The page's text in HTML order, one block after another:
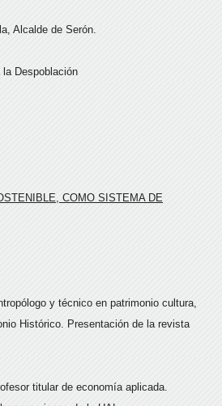
Alcalde de Serón.
Despoblación
COMO SISTEMA DE
y técnico en patrimonio cultura,
Histórico. Presentación de la revista
titular de economía aplicada.